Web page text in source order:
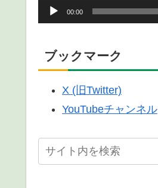
00:00
ブックマーク
X (旧Twitter)
YouTubeチャンネル